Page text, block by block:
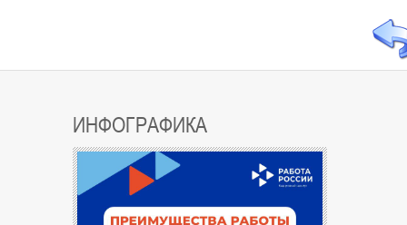
ИНФОГРАФИКА